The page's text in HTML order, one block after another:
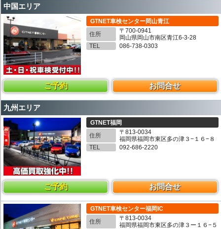
中国エリア
GTNET車検センター岡山青江
住所
〒700-0941
岡山県岡山市南区青江6-3-28
TEL
086-738-0303
ご予約 お問合せ
九州エリア
GTNET福岡
住所
〒813-0034
福岡県福岡市東区多の津３−１６−８
TEL
092-686-2220
ご予約 お問合せ
GTNET車検センター福岡IC
住所
〒813-0034
福岡県福岡市東区多の津３ー１６−５